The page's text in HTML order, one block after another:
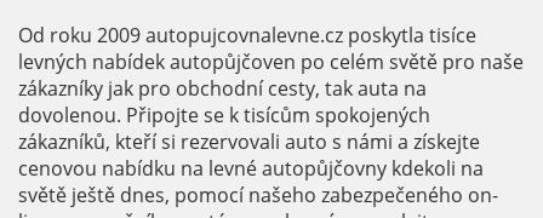
Od roku 2009 autopujcovnalevne.cz poskytla tisíce
levných nabídek autopůjčoven po celém světě pro naše
zákazníky jak pro obchodní cesty, tak auta na
dovolenou. Připojte se k tisícům spokojených
zákazníků, kteří si rezervovali auto s námi a získejte
cenovou nabídku na levné autopůjčovny kdekoli na
světě ještě dnes, pomocí našeho zabezpečeného on-